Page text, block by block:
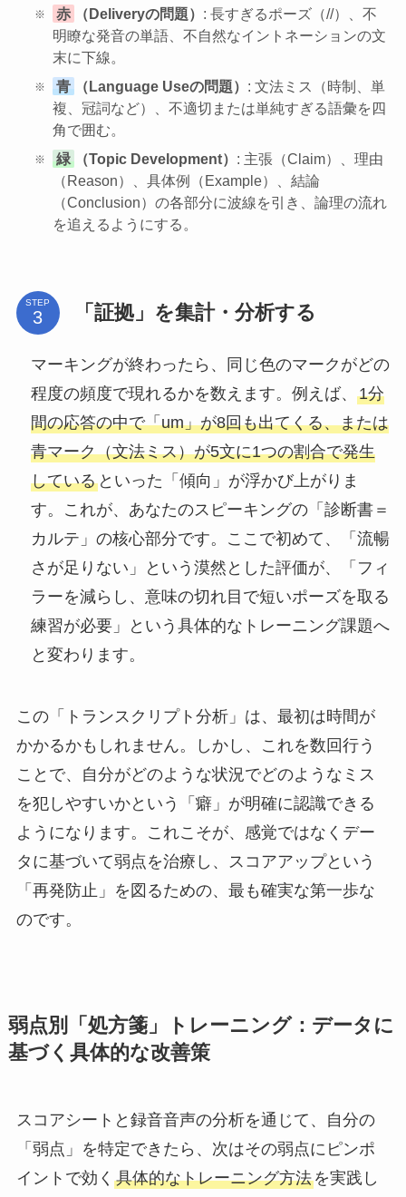
赤 （Deliveryの問題） : 長すぎるポーズ（//）、不
明瞭な発音の単語、不自然なイントネーションの文
末に下線。
青
（Language Useの問題） : 文法ミス（時制、単
複、冠詞など）、不適切または単純すぎる語彙を四
角で囲む。
緑
（Topic Development） : 主張（Claim）、理由
（Reason）、具体例（Example）、結論
（Conclusion）の各部分に波線を引き、論理の流れ
を追えるようにする。
STEP 「証拠」を集計・分析する
マーキングが終わったら、同じ色のマークがどの
程度の頻度で現れるかを数えます。例えば、 1分
間の応答の中で「um」が8回も出てくる、または
青マーク（文法ミス）が5文に1つの割合で発生
しているといった「傾向」が浮かび上がりま
す。これが、あなたのスピーキングの「診断書＝
カルテ」の核心部分です。ここで初めて、「流暢
さが足りない」という漠然とした評価が、「フィ
ラーを減らし、意味の切れ目で短いポーズを取る
練習が必要」という具体的なトレーニング課題へ
と変わります。
この「トランスクリプト分析」は、最初は時間が
かかるかもしれません。しかし、これを数回行う
ことで、自分がどのような状況でどのようなミス
を犯しやすいかという「癖」が明確に認識できる
ようになります。これこそが、感覚ではなくデー
タに基づいて弱点を治療し、スコアアップという
「再発防止」を図るための、最も確実な第一歩な
のです。
弱点別「処方箋」トレーニング：データに
基づく具体的な改善策
スコアシートと録音音声の分析を通じて、自分の
「弱点」を特定できたら、次はその弱点にピンポ
イントで効く 具体的なトレーニング方法を実践し